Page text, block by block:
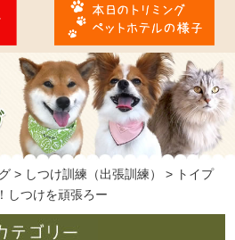
> しつけ訓練（出張訓練） > トイプ
しつけを頑張ろー